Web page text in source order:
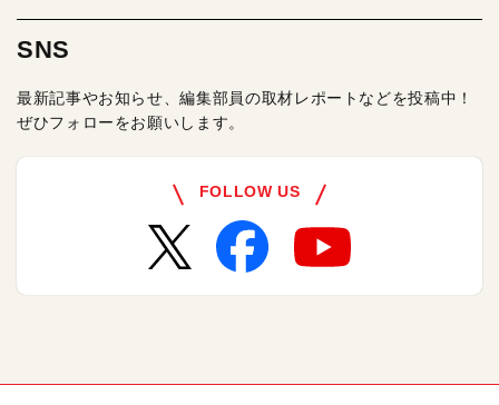
SNS
最新記事やお知らせ、編集部員の取材レポートなどを投稿中！
ぜひフォローをお願いします。
FOLLOW US